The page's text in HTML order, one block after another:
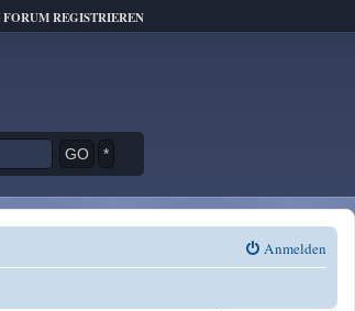
REGISTRIEREN
*
Anmelden